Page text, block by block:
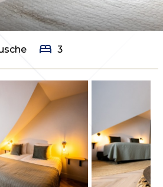
gestellte Fragen
Kontakt
Routebed 3